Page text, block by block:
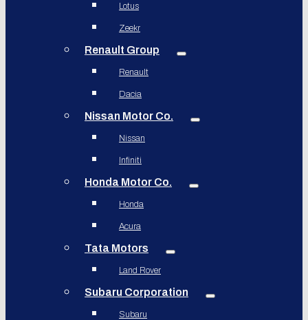
Lotus
Zeekr
Renault Group
Renault
Dacia
Nissan Motor Co.
Nissan
Infiniti
Honda Motor Co.
Honda
Acura
Tata Motors
Land Rover
Subaru Corporation
Subaru